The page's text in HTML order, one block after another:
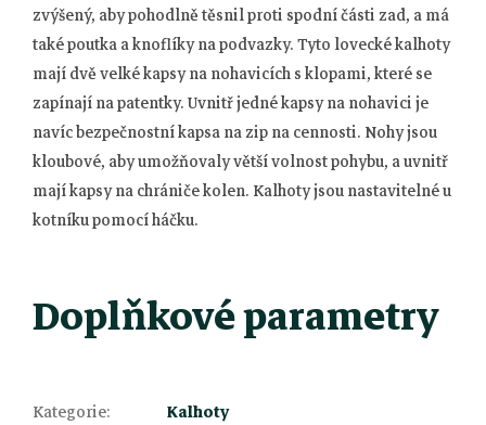
zvýšený, aby pohodlně těsnil proti spodní části zad, a má
také poutka a knoflíky na podvazky. Tyto lovecké kalhoty
mají dvě velké kapsy na nohavicích s klopami, které se
zapínají na patentky. Uvnitř jedné kapsy na nohavici je
navíc bezpečnostní kapsa na zip na cennosti. Nohy jsou
kloubové, aby umožňovaly větší volnost pohybu, a uvnitř
mají kapsy na chrániče kolen. Kalhoty jsou nastavitelné u
kotníku pomocí háčku.
Doplňkové parametry
Kategorie:
Kalhoty